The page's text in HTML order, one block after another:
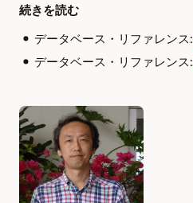
続きを読む
データベース・リファレンス:
データベース・リファレンス:
Authors